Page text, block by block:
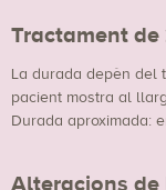
Tractament
La durada depèn del
pacient mostra al
Durada aproximada:
Alteracions de